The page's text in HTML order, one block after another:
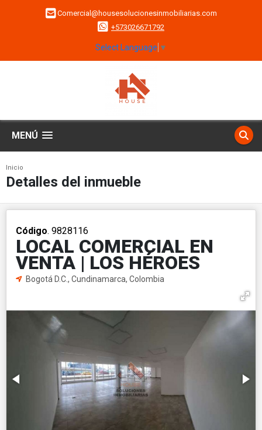
Comercial@housesolucionesinmobiliarias.com
+573026671792
Select Language ▼
MENÚ
Inicio
Detalles del inmueble
Código. 9828116
LOCAL COMERCIAL EN
VENTA | LOS HÉROES
Bogotá D.C., Cundinamarca, Colombia